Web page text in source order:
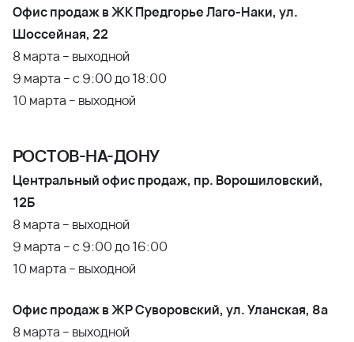
Офис продаж в ЖК Предгорье Лаго-Наки, ул.
Шоссейная, 22
8 марта – выходной
9 марта – с 9:00 до 18:00
10 марта – выходной
РОСТОВ-НА-ДОНУ
Центральный офис продаж, пр. Ворошиловский,
12Б
8 марта – выходной
9 марта – с 9:00 до 16:00
10 марта – выходной
Офис продаж в ЖР Суворовский, ул. Уланская, 8а
8 марта – выходной